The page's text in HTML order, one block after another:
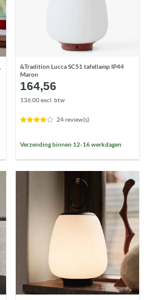
&Tradition Lucca SC51 tafellamp IP44
Maron
164,56
136.00 excl. btw
24 review(s)
Verzending binnen 12-16 werkdagen